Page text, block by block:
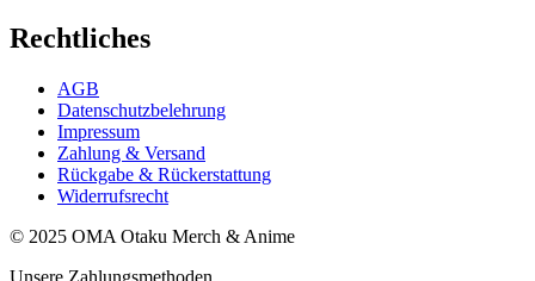
Rechtliches
AGB
Datenschutzbelehrung
Impressum
Zahlung & Versand
Rückgabe & Rückerstattung
Widerrufsrecht
© 2025 OMA Otaku Merch & Anime